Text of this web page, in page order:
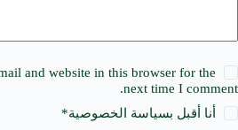
and website in this browser for the
next time I comment.
أنا أقبل بسياسة الخصوصية*